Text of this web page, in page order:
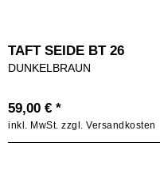
TAFT SEIDE BT 26
DUNKELBRAUN
59,00 € *
inkl. MwSt. zzgl. Versandkosten